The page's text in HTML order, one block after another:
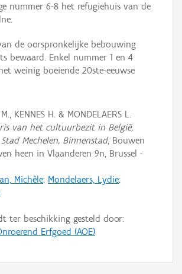
nummer 6-8 het refugiehuis van de
de oorspronkelijke bebouwing
bewaard. Enkel nummer 1 en 4
weinig boeiende 20ste-eeuwse
KENNES H. & MONDELAERS L.
van het cultuurbezit in België,
Mechelen, Binnenstad, Bouwen
heen in Vlaanderen 9n, Brussel -
Michèle; Mondelaers, Lydie;
ter beschikking gesteld door:
Erfgoed (AOE)